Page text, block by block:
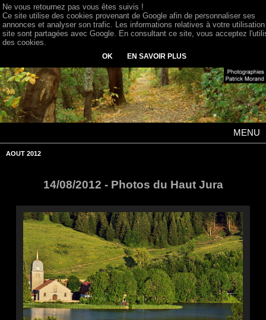
MENU
AOUT 2012
14/08/2012 - Photos du Haut Jura
Ne vous retournez pas vous êtes suivis !
Ce site utilise des cookies provenant de Google afin de personnaliser ses
annonces et analyser son trafic. Les informations relatives à votre
site sont partagées avec Google. En consultant ce site, vous acceptez
des cookies.
OK EN SAVOIR PLUS